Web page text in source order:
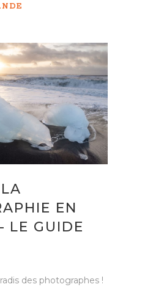
EN
LE GUIDE
des photographes !